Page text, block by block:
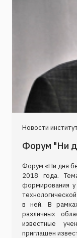
Новости
Форум "Ни
Форум «Ни дня
2018 года.
формирования
в ней. В
различных
известные
приглашен